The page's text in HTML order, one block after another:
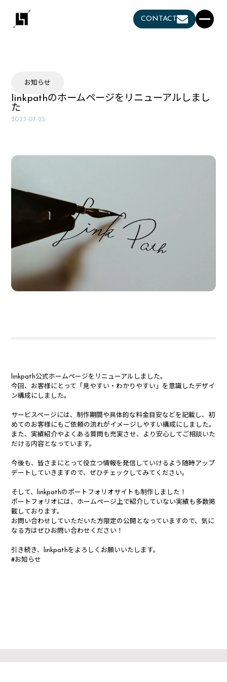
CONTACT
お知らせ
linkpathのホームページをリニューアルしまし
た
2025-07-23
linkpath公式ホームページをリニューアルしました。
今回、お客様にとって「見やすい・わかりやすい」を意識したデザイ
ン構成にしました。
サービスページには、制作期間や具体的な料金目安などを記載し、初
めてのお客様にもご依頼の流れがイメージしやすい構成にしました。
また、実績紹介やよくある質問も充実させ、より安心してご相談いた
だける内容となっています。
今後も、皆さまにとって役立つ情報を発信していけるよう随時アップ
デートしていきますので、ぜひチェックしてみてください。
そして、linkpathのポートフォリオサイトも制作しました！
ポートフォリオには、ホームページ上で紹介していない実績も多数掲
載しております。
お問い合わせしていただいた方限定の公開となっていますので、気に
なる方はぜひお問い合わせください！
引き続き、linkpathをよろしくお願いいたします。
#お知らせ